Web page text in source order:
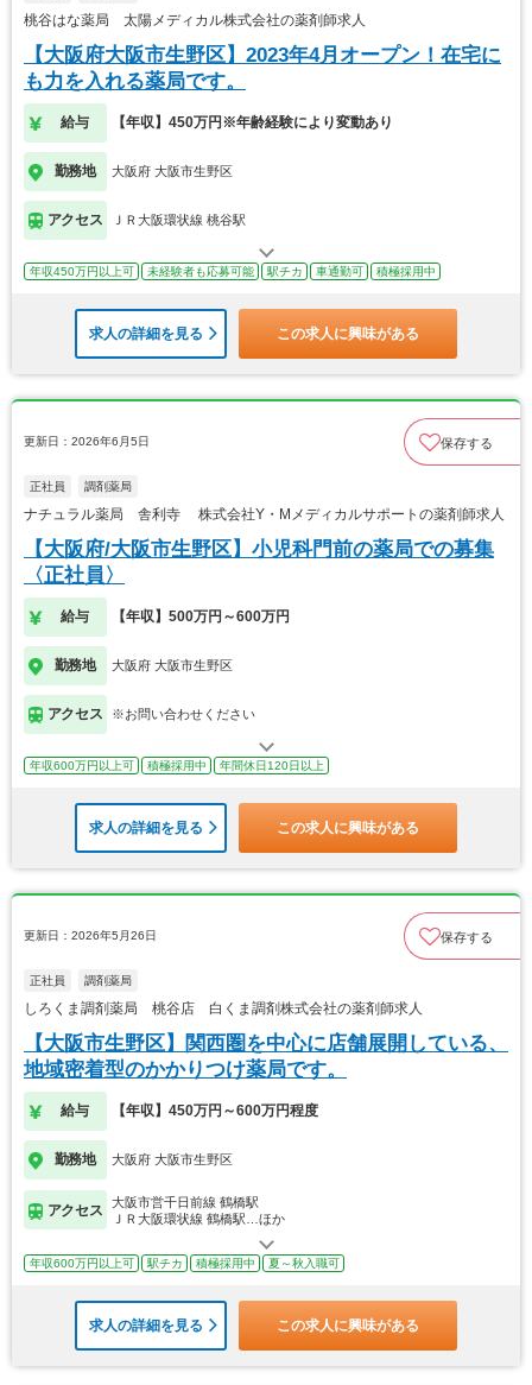
桃谷はな薬局 太陽メディカル株式会社の薬剤師求人
【大阪府大阪市生野区】2023年4月オープン！在宅に
も力を入れる薬局です。
給与 【年収】450万円※年齢経験により変動あり
勤務地 大阪府 大阪市生野区
アクセス ＪＲ大阪環状線 桃谷駅
年収450万円以上可 未経験者も応募可能 駅チカ 車通勤可 積極採用中
求人の詳細を見る この求人に興味がある
更新日：2026年6月5日 保存する
正社員 調剤薬局
ナチュラル薬局 舎利寺 株式会社Y・Mメディカルサポートの薬剤師求人
【大阪府/大阪市生野区】小児科門前の薬局での募集
〈正社員〉
給与 【年収】500万円～600万円
勤務地 大阪府 大阪市生野区
アクセス ※お問い合わせください
年収600万円以上可 積極採用中 年間休日120日以上
求人の詳細を見る この求人に興味がある
更新日：2026年5月26日 保存する
正社員 調剤薬局
しろくま調剤薬局 桃谷店 白くま調剤株式会社の薬剤師求人
【大阪市生野区】関西圏を中心に店舗展開している、
地域密着型のかかりつけ薬局です。
給与 【年収】450万円～600万円程度
勤務地 大阪府 大阪市生野区
アクセス
大阪市営千日前線 鶴橋駅
ＪＲ大阪環状線 鶴橋駅…ほか
年収600万円以上可 駅チカ 積極採用中 夏～秋入職可
求人の詳細を見る この求人に興味がある